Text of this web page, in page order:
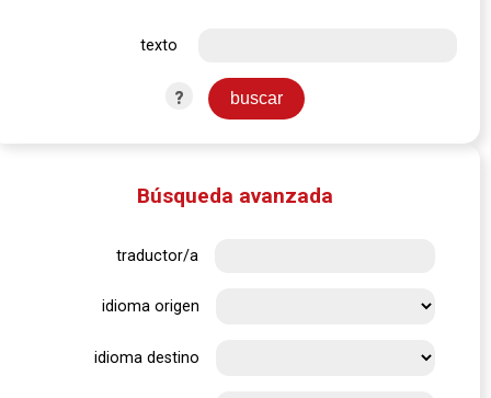
texto
?
Búsqueda avanzada
traductor/a
idioma origen
idioma destino